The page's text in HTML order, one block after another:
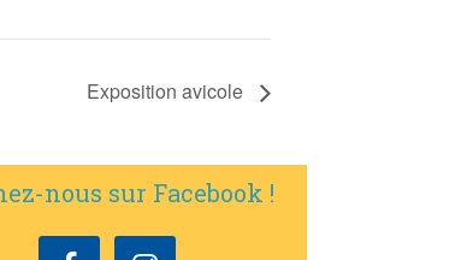
Exposition avicole
nous sur Facebook !